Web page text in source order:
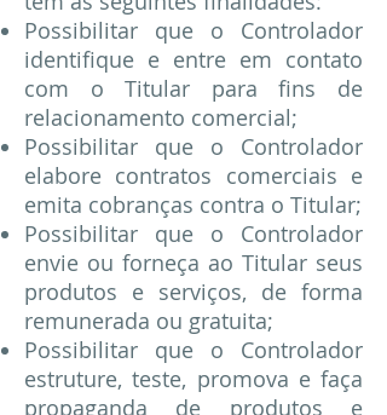
Possibilitar que o Controlador
identifique e entre em contato
com o Titular para fins de
relacionamento comercial;
Possibilitar que o Controlador
elabore contratos comerciais e
emita cobranças contra o Titular;
Possibilitar que o Controlador
envie ou forneça ao Titular seus
produtos e serviços, de forma
remunerada ou gratuita;
Possibilitar que o Controlador
estruture, teste, promova e faça
propaganda de produtos e